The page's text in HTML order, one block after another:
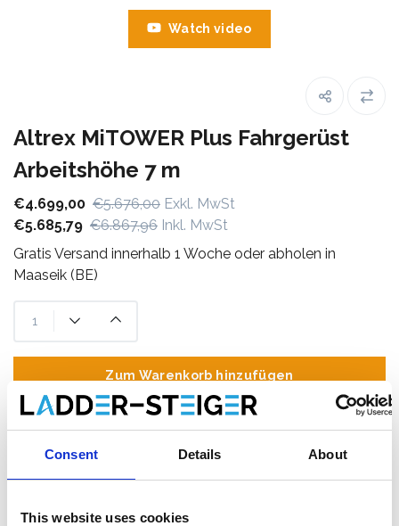
Consent Details About
This website uses cookies
Watch video
Altrex MiTOWER Plus Fahrgerüst
Arbeitshöhe 7 m
€4.699,00 €5.676,00 Exkl. MwSt
€5.685,79 €6.867,96 Inkl. MwSt
Gratis Versand innerhalb 1 Woche oder abholen in
Maaseik (BE)
Zum Warenkorb hinzufügen